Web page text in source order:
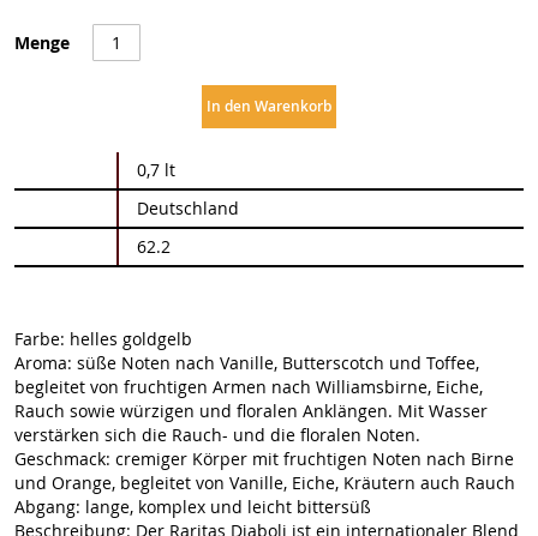
Menge
In den Warenkorb
Informationen
0,7 lt
Deutschland
62.2
Farbe: helles goldgelb
Aroma: süße Noten nach Vanille, Butterscotch und Toffee,
begleitet von fruchtigen Armen nach Williamsbirne, Eiche,
Rauch sowie würzigen und floralen Anklängen. Mit Wasser
verstärken sich die Rauch- und die floralen Noten.
Geschmack: cremiger Körper mit fruchtigen Noten nach Birne
und Orange, begleitet von Vanille, Eiche, Kräutern auch Rauch
Abgang: lange, komplex und leicht bittersüß
Beschreibung: Der Raritas Diaboli ist ein internationaler Blend